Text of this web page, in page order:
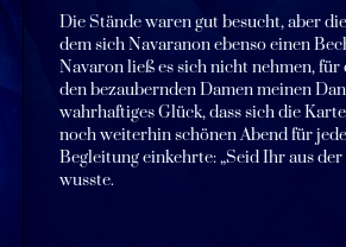
Die Stände waren gut besucht, aber
dem sich Navaranon ebenso einen
Navaron ließ es sich nicht nehmen,
den bezaubernden Damen meinen
wahrhaftiges Glück, dass sich die
noch weiterhin schönen Abend für
Begleitung einkehrte: „Seid Ihr aus
wusste.